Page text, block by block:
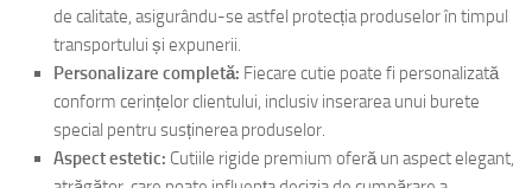
de calitate, asigurându-se astfel protecția produselor în timpul
transportului și expunerii.
Personalizare completă: Fiecare cutie poate fi personalizată
conform cerințelor clientului, inclusiv inserarea unui burete
special pentru susținerea produselor.
Aspect estetic: Cutiile rigide premium oferă un aspect elegant,